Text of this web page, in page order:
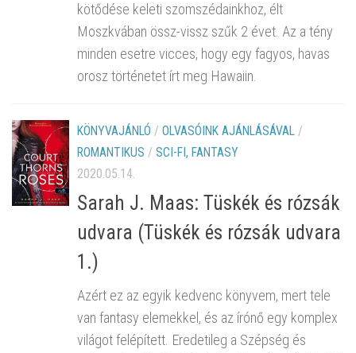
kötődése keleti szomszédainkhoz, élt
Moszkvában össz-vissz szűk 2 évet. Az a tény
minden esetre vicces, hogy egy fagyos, havas
orosz történetet írt meg Hawaiin.
KÖNYVAJÁNLÓ / OLVASÓINK AJÁNLÁSÁVAL /
ROMANTIKUS / SCI-FI, FANTASY
2020.05.14.
Sarah J. Maas: Tüskék és rózsák
udvara (Tüskék és rózsák udvara
1.)
Azért ez az egyik kedvenc könyvem, mert tele
van fantasy elemekkel, és az írónő egy komplex
világot felépített. Eredetileg a Szépség és